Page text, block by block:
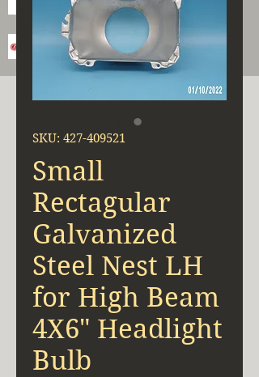
SKU: 427-409521
Small
Rectagular
Galvanized
Steel Nest LH
for High Beam
4X6" Headlight
Bulb